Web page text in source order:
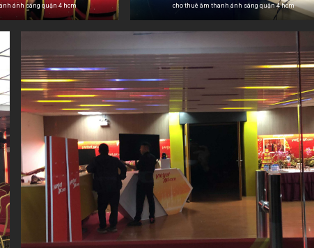
ánh sáng quận 4 hcm cho thuê âm thanh ánh sáng quận 4 hcm